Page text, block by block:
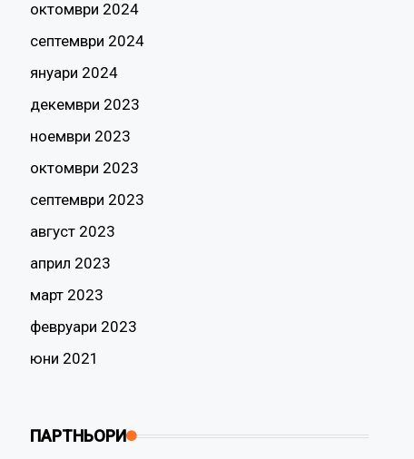
октомври 2024
септември 2024
януари 2024
декември 2023
ноември 2023
октомври 2023
септември 2023
август 2023
април 2023
март 2023
февруари 2023
юни 2021
ПАРТНЬОРИ